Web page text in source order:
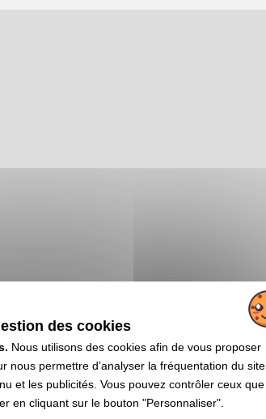
gros
des cookies
Nous utilisons des cookies afin de vous proposer
nous permettre d’analyser la fréquentation du site
et les publicités. Vous pouvez contrôler ceux que
en cliquant sur le bouton "Personnaliser".